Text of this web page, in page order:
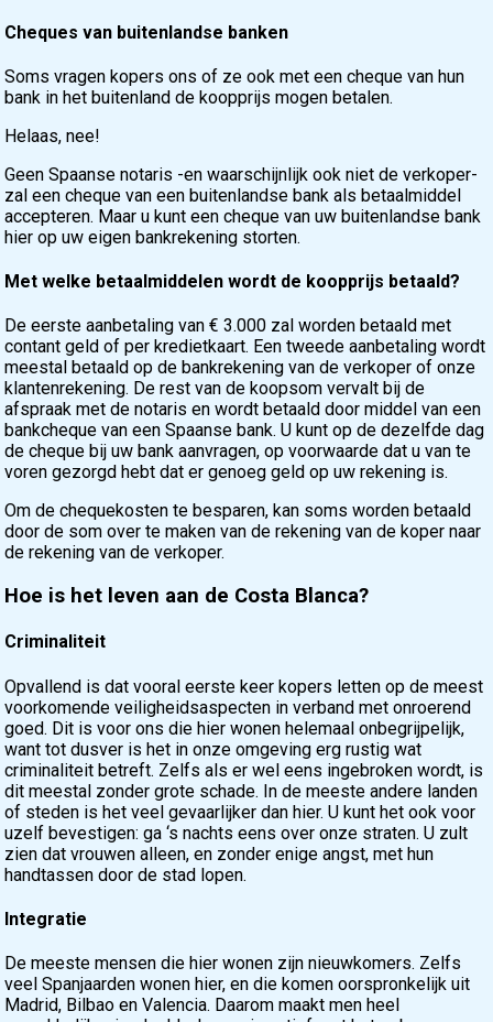
Cheques van buitenlandse banken
Soms vragen kopers ons of ze ook met een cheque van hun
bank in het buitenland de koopprijs mogen betalen.
Helaas, nee!
Geen Spaanse notaris -en waarschijnlijk ook niet de verkoper-
zal een cheque van een buitenlandse bank als betaalmiddel
accepteren. Maar u kunt een cheque van uw buitenlandse bank
hier op uw eigen bankrekening storten.
Met welke betaalmiddelen wordt de koopprijs betaald?
De eerste aanbetaling van € 3.000 zal worden betaald met
contant geld of per kredietkaart. Een tweede aanbetaling wordt
meestal betaald op de bankrekening van de verkoper of onze
klantenrekening. De rest van de koopsom vervalt bij de
afspraak met de notaris en wordt betaald door middel van een
bankcheque van een Spaanse bank. U kunt op de dezelfde dag
de cheque bij uw bank aanvragen, op voorwaarde dat u van te
voren gezorgd hebt dat er genoeg geld op uw rekening is.
Om de chequekosten te besparen, kan soms worden betaald
door de som over te maken van de rekening van de koper naar
de rekening van de verkoper.
Hoe is het leven aan de Costa Blanca?
Criminaliteit
Opvallend is dat vooral eerste keer kopers letten op de meest
voorkomende veiligheidsaspecten in verband met onroerend
goed. Dit is voor ons die hier wonen helemaal onbegrijpelijk,
want tot dusver is het in onze omgeving erg rustig wat
criminaliteit betreft. Zelfs als er wel eens ingebroken wordt, is
dit meestal zonder grote schade. In de meeste andere landen
of steden is het veel gevaarlijker dan hier. U kunt het ook voor
uzelf bevestigen: ga ‘s nachts eens over onze straten. U zult
zien dat vrouwen alleen, en zonder enige angst, met hun
handtassen door de stad lopen.
Integratie
De meeste mensen die hier wonen zijn nieuwkomers. Zelfs
veel Spanjaarden wonen hier, en die komen oorspronkelijk uit
Madrid, Bilbao en Valencia. Daarom maakt men heel